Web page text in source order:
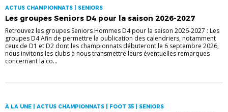
ACTUS CHAMPIONNATS | SENIORS
Les groupes Seniors D4 pour la saison 2026-2027
Retrouvez les groupes Seniors Hommes D4 pour la saison 2026-2027 : Les
groupes D4 Afin de permettre la publication des calendriers, notamment
ceux de D1 et D2 dont les championnats débuteront le 6 septembre 2026,
nous invitons les clubs à nous transmettre leurs éventuelles remarques
concernant la co...
À LA UNE | ACTUS CHAMPIONNATS | FOOT 35 | SENIORS